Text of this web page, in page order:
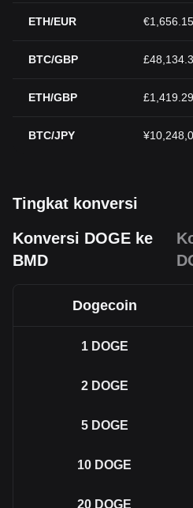
ETH/EUR €1,656.15
BTC/GBP
ETH/GBP £1,419.29
BTC/JPY
Tingkat konversi
Konversi DOGE ke
BMD
Dogecoin
1 DOGE
2 DOGE
5 DOGE
10 DOGE
20 DOGE